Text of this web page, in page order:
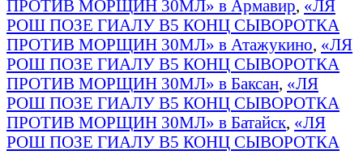
ПРОТИВ МОРЩИН 30МЛ» в Армавир, «ЛЯ
РОШ ПОЗЕ ГИАЛУ B5 КОНЦ СЫВОРОТКА
ПРОТИВ МОРЩИН 30МЛ» в Атажукино, «ЛЯ
РОШ ПОЗЕ ГИАЛУ B5 КОНЦ СЫВОРОТКА
ПРОТИВ МОРЩИН 30МЛ» в Баксан, «ЛЯ
РОШ ПОЗЕ ГИАЛУ B5 КОНЦ СЫВОРОТКА
ПРОТИВ МОРЩИН 30МЛ» в Батайск, «ЛЯ
РОШ ПОЗЕ ГИАЛУ B5 КОНЦ СЫВОРОТКА